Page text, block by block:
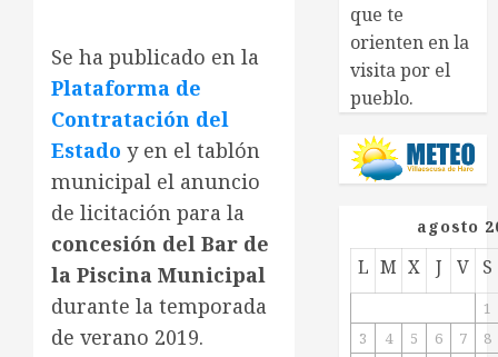
Se ha publicado en la
Plataforma de
Contratación del
Estado y en el tablón
municipal el anuncio
de licitación para la
concesión del Bar de
la Piscina Municipal
durante la temporada
de verano 2019.
que te
orienten en la
visita por el
pueblo.
agosto
L M X J V S
1
3
4 5 6 7
8